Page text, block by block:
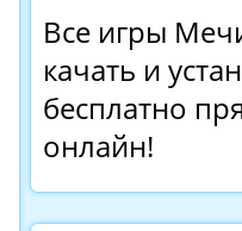
Все игры
качать и
бесплатно
онлайн!